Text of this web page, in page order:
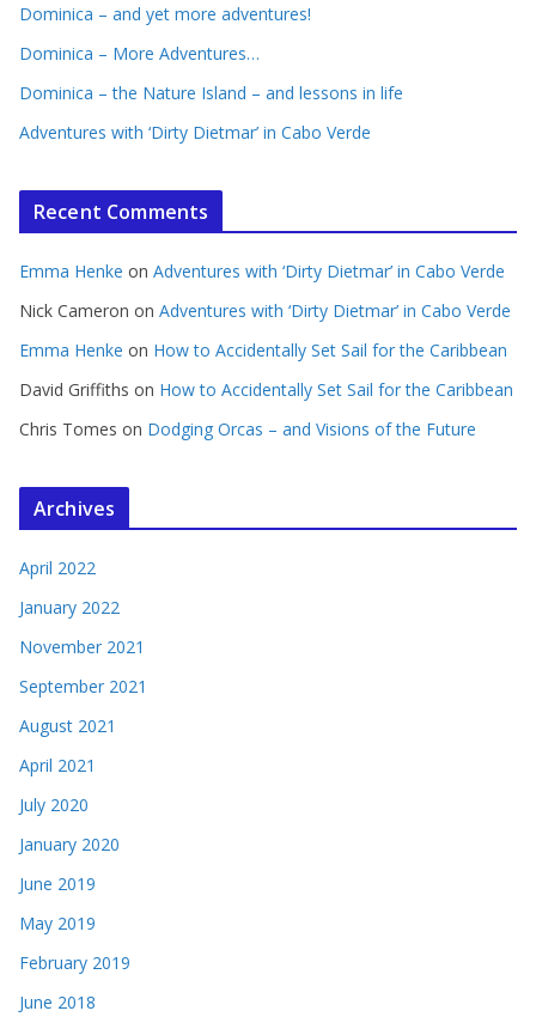
Dominica – and yet more adventures!
Dominica – More Adventures…
Dominica – the Nature Island – and lessons in life
Adventures with ‘Dirty Dietmar’ in Cabo Verde
Recent Comments
Emma Henke on Adventures with ‘Dirty Dietmar’ in Cabo Verde
Nick Cameron on Adventures with ‘Dirty Dietmar’ in Cabo Verde
Emma Henke on How to Accidentally Set Sail for the Caribbean
David Griffiths on How to Accidentally Set Sail for the Caribbean
Chris Tomes on Dodging Orcas – and Visions of the Future
Archives
April 2022
January 2022
November 2021
September 2021
August 2021
April 2021
July 2020
January 2020
June 2019
May 2019
February 2019
June 2018